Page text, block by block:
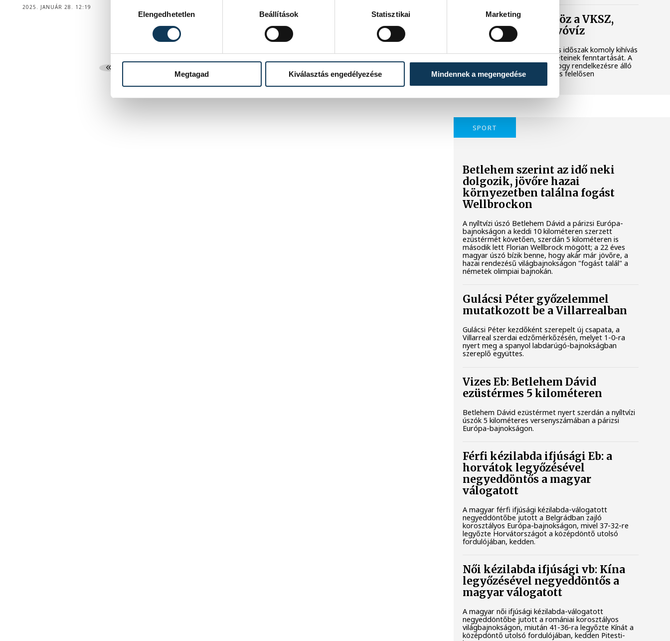
Elengedhetetlen
Beállítások Statisztikai Marketing
Megtagad Kiválasztás engedélyezése Mindennek a megengedése
2025. JANUÁR 28. 12:19
2025. JANUÁR 22. 11:45
Folyamatosan öntöz a VKSZ,
mégsem fogy az ivóvíz
A tartós hőség és az aszályos időszak komoly kihívás
elé állítja Veszprém zöldfelületeinek fenntartását. A
városvezetés kiemelt célja, hogy rendelkezésre álló
vízkészletekkel takarékosan és felelősen
gazdálkodjunk.
SPORT
Betlehem szerint az idő neki
dolgozik, jövőre hazai
környezetben találna fogást
Wellbrockon
A nyíltvízi úszó Betlehem Dávid a párizsi Európa-
bajnokságon a keddi 10 kilométeren szerzett
ezüstérmét követően, szerdán 5 kilométeren is
második lett Florian Wellbrock mögött; a 22 éves
magyar úszó bízik benne, hogy akár már jövőre, a
hazai rendezésű világbajnokságon "fogást talál" a
németek olimpiai bajnokán.
Gulácsi Péter győzelemmel
mutatkozott be a Villarrealban
Gulácsi Péter kezdőként szerepelt új csapata, a
Villarreal szerdai edzőmérkőzésén, melyet 1-0-ra
nyert meg a spanyol labdarúgó-bajnokságban
szereplő együttes.
Vizes Eb: Betlehem Dávid
ezüstérmes 5 kilométeren
Betlehem Dávid ezüstérmet nyert szerdán a nyíltvízi
úszók 5 kilométeres versenyszámában a párizsi
Európa-bajnokságon.
Férfi kézilabda ifjúsági Eb: a
horvátok legyőzésével
negyeddöntős a magyar
válogatott
A magyar férfi ifjúsági kézilabda-válogatott
negyeddöntőbe jutott a Belgrádban zajló
korosztályos Európa-bajnokságon, mivel 37-32-re
legyőzte Horvátországot a középdöntő utolsó
fordulójában, kedden.
Női kézilabda ifjúsági vb: Kína
legyőzésével negyeddöntős a
magyar válogatott
A magyar női ifjúsági kézilabda-válogatott
negyeddöntőbe jutott a romániai korosztályos
világbajnokságon, miután 41-36-ra legyőzte Kínát a
középdöntő utolsó fordulójában, kedden Pitesti-